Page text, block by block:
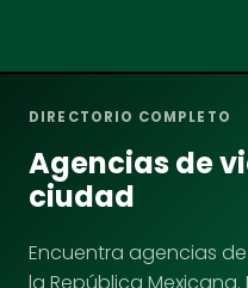
DIRECTORIO COMPLETO
Agencias de
ciudad
Encuentra agencias